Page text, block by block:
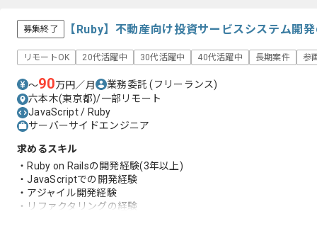
募集終了 【Ruby】不動産向け投資サービスシステム開
リモートOK 20代活躍中 30代活躍中 40代活躍中 長期案件 参
〜90万円／月 業務委託(フリーランス)
六本木(東京都)/一部リモート
JavaScript / Ruby
サーバーサイドエンジニア
求めるスキル
・Ruby on Railsの開発経験(3年以上)
・JavaScriptでの開発経験
・アジャイル開発経験
・リファクタリングの経験